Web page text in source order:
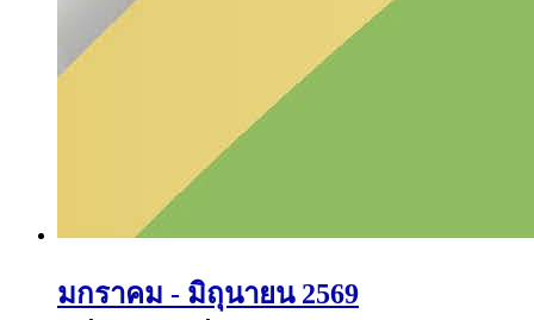
มกราคม - มิถุนายน 2569